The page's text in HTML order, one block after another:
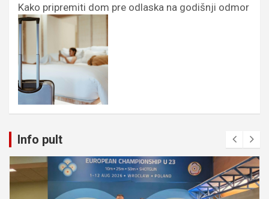
Kako pripremiti dom pre odlaska na godišnji odmor
Info pult